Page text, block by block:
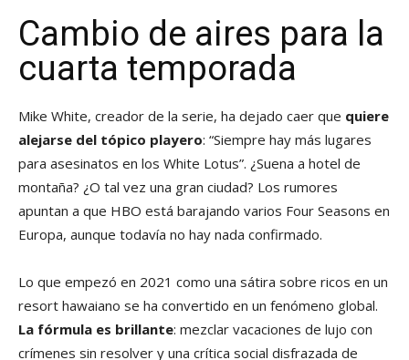
Cambio de aires para la
cuarta temporada
Mike White, creador de la serie, ha dejado caer que quiere
alejarse del tópico playero: “Siempre hay más lugares
para asesinatos en los White Lotus”. ¿Suena a hotel de
montaña? ¿O tal vez una gran ciudad? Los rumores
apuntan a que HBO está barajando varios Four Seasons en
Europa, aunque todavía no hay nada confirmado.
Lo que empezó en 2021 como una sátira sobre ricos en un
resort hawaiano se ha convertido en un fenómeno global.
La fórmula es brillante: mezclar vacaciones de lujo con
crímenes sin resolver y una crítica social disfrazada de